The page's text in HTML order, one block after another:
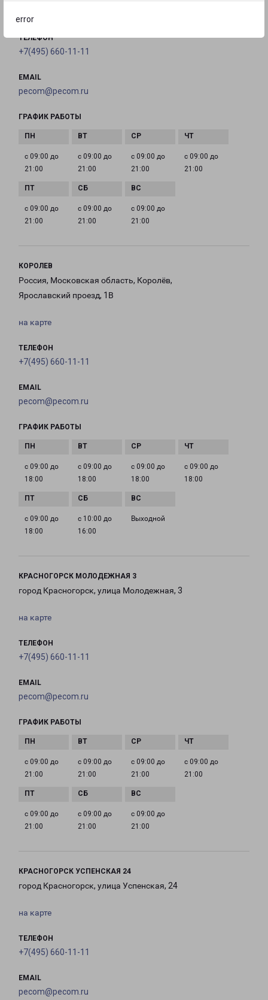
error
ТЕЛЕФОН
+7(495) 660-11-11
EMAIL
pecom@pecom.ru
ГРАФИК РАБОТЫ
с 09:00 до
21:00
с 09:00 до
21:00
с 09:00 до
21:00
с 09:00 до
21:00
с 09:00 до
21:00
с 09:00 до
21:00
с 09:00 до
21:00
КОРОЛЕВ
Россия, Московская область, Королёв,
Ярославский проезд, 1В
на карте
ТЕЛЕФОН
+7(495) 660-11-11
EMAIL
pecom@pecom.ru
ГРАФИК РАБОТЫ
с 09:00 до
18:00
с 09:00 до
18:00
с 09:00 до
18:00
с 09:00 до
18:00
с 09:00 до
18:00
с 10:00 до
16:00
Выходной
КРАСНОГОРСК МОЛОДЕЖНАЯ 3
город Красногорск, улица Молодежная, 3
на карте
ТЕЛЕФОН
+7(495) 660-11-11
EMAIL
pecom@pecom.ru
ГРАФИК РАБОТЫ
с 09:00 до
21:00
с 09:00 до
21:00
с 09:00 до
21:00
с 09:00 до
21:00
с 09:00 до
21:00
с 09:00 до
21:00
с 09:00 до
21:00
КРАСНОГОРСК УСПЕНСКАЯ 24
город Красногорск, улица Успенская, 24
на карте
ТЕЛЕФОН
+7(495) 660-11-11
EMAIL
pecom@pecom.ru